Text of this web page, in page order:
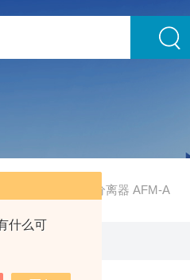
什么可
代理SMC 油雾分离器 AFM-A